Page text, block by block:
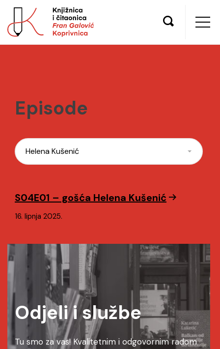
Episode
Helena Kušenić
S04E01 – gošća Helena Kušenić
16. lipnja 2025.
Odjeli i službe
Tu smo za vas! Kvalitetnim i odgovornim radom